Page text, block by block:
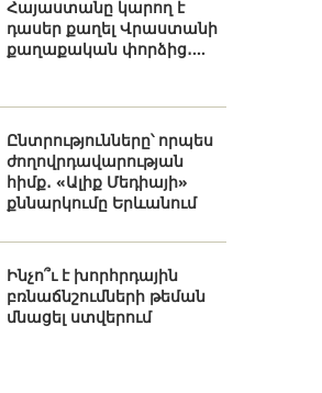
Հայաստանը կարող է
դասեր քաղել Վրաստանի
քաղաքական փորձից․...
Ընտրությունները՝ որպես
ժողովրդավարության
հիմք․ «Ալիք Մեդիայի»
քննարկումը Երևանում
Ինչո՞ւ է խորհրդային
բռնաճնշումների թեման
մնացել ստվերում